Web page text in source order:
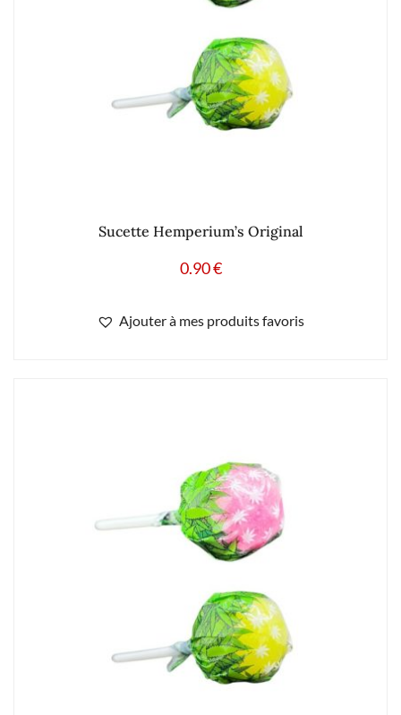
Sucette Hemperium’s Original
0.90€
Ajouter à mes produits favoris